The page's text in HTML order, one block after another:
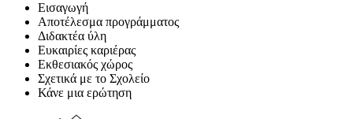
Εισαγωγή
Αποτέλεσμα προγράμματος
Διδακτέα ύλη
Ευκαιρίες καριέρας
Εκθεσιακός χώρος
Σχετικά με το Σχολείο
Κάνε μια ερώτηση